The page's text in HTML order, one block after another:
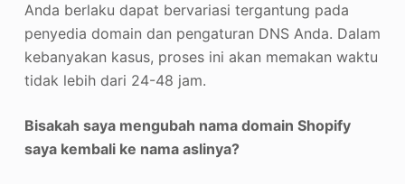
Anda berlaku dapat bervariasi tergantung pada
penyedia domain dan pengaturan DNS Anda. Dalam
kebanyakan kasus, proses ini akan memakan waktu
tidak lebih dari 24-48 jam.
Bisakah saya mengubah nama domain Shopify
saya kembali ke nama aslinya?